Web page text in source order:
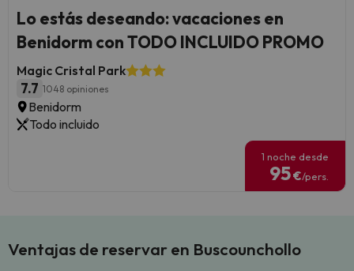
Lo estás deseando: vacaciones en
Benidorm con TODO INCLUIDO PROMO
Magic Cristal Park
7.7 1048 opiniones
Benidorm
Todo incluido
1 noche desde
95€/pers.
Ventajas de reservar en Buscounchollo